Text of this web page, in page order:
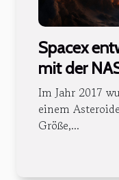
Spacex
mit der
Verfolgung
Asteroiden
Im Jahr 2017
einem
Größe,...